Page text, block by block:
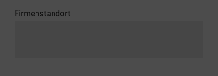
Firmenstandort